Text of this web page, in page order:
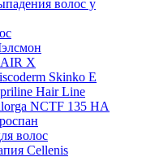
волос у
X
Skinko E
Hair Line
NCTF 135 HA
волос
Cellenis